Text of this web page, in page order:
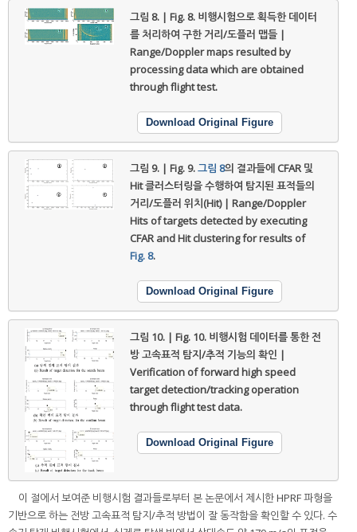
그림 8. | Fig. 8. 비행시험으로 획득한 데이터
를 처리하여 구한 거리/도플러 맵들 |
Range/Doppler maps resulted by
processing data which are obtained
through flight test.
Download Original Figure
그림 9. | Fig. 9.그림 8의 결과들에 CFAR 및
Hit 클러스터링을 수행하여 탐지된 표적들의
거리/도플러 위치(Hit) | Range/Doppler
Hits of targets detected by executing
CFAR and Hit clustering for results of
Fig. 8.
Download Original Figure
그림 10. | Fig. 10. 비행시험 데이터를 통한 전
방 고속표적 탐지/추적 기능의 확인 |
Verification of forward high speed
target detection/tracking operation
through flight test data.
Download Original Figure
이 절에서 보여준 비행시험 결과들로부터 본 논문에서 제시한 HPRF 파형을
기반으로 하는 전방 고속표적 탐지/추적 방법이 잘 동작함을 확인할 수 있다. 수